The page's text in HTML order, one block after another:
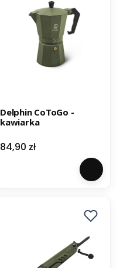
Delphin CoToGo -
kawiarka
Cena
84,90 zł